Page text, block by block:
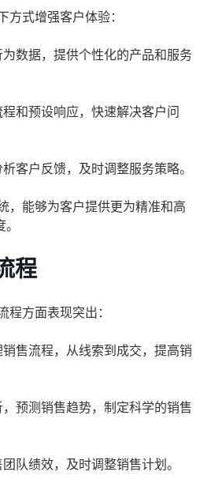
式增强客户体验：
为数据，提供个性化的产品和服务
和预设响应，快速解决客户问
客户反馈，及时调整服务策略。
，能够为客户提供更为精准和高
程
程方面表现突出：
销售流程，从线索到成交，提高销
预测销售趋势，制定科学的销售
队绩效，及时调整销售计划。